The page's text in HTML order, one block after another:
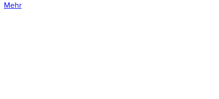
Mehr